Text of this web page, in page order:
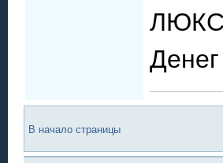
ЛЮКС
В начало страницы